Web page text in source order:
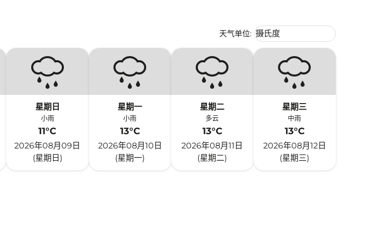
天气单位: Weather unit option 摄氏度
摄氏度
keyboard_arrow_down
星期日
小雨
11°C
2026年08月09日
(星期日)
星期一
小雨
13°C
2026年08月10日
(星期一)
星期二
多云
13°C
2026年08月11日
(星期二)
星期三
中雨
13°C
2026年08月12日
(星期三)